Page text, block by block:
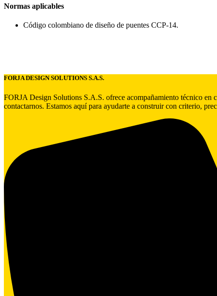
Normas aplicables
Código colombiano de diseño de puentes CCP-14.
FORJA DESIGN SOLUTIONS S.A.S.
FORJA Design Solutions S.A.S. ofrece acompañamiento técnico en
contactarnos. Estamos aquí para ayudarte a construir con criterio,